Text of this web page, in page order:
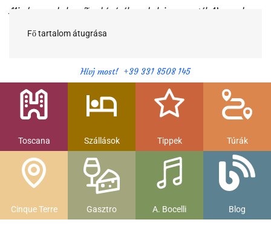
Fő tartalom átugrása
Minden egy helyen Toszkánáról egy helyi magyartól. Nemcsak a
és gasztronomia....
Hívj most! +39 331 8508 145
Toscana Szállások Tippek Túrák
Cinque Terre Gasztro A. Bocelli Blog